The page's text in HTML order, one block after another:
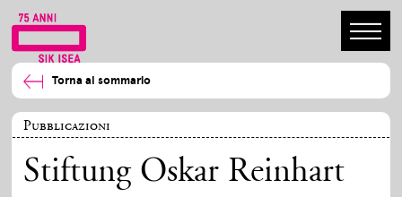
Torna al sommario
Pubblicazioni
Stiftung Oskar Reinhart